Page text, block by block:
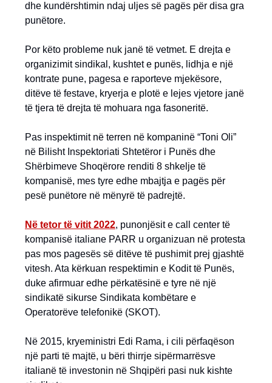
dhe kundërshtimin ndaj uljes së pagës për disa gra
punëtore.
Por këto probleme nuk janë të vetmet. E drejta e
organizimit sindikal, kushtet e punës, lidhja e një
kontrate pune, pagesa e raporteve mjekësore,
ditëve të festave, kryerja e plotë e lejes vjetore janë
të tjera të drejta të mohuara nga fasoneritë.
Pas inspektimit në terren në kompaninë “Toni Oli”
në Bilisht Inspektoriati Shtetëror i Punës dhe
Shërbimeve Shoqërore renditi 8 shkelje të
kompanisë, mes tyre edhe mbajtja e pagës për
pesë punëtore në mënyrë të padrejtë.
Në tetor të vitit 2022, punonjësit e call center të
kompanisë italiane PARR u organizuan në protesta
pas mos pagesës së ditëve të pushimit prej gjashtë
vitesh. Ata kërkuan respektimin e Kodit të Punës,
duke afirmuar edhe përkatësinë e tyre në një
sindikatë sikurse Sindikata kombëtare e
Operatorëve telefonikë (SKOT).
Në 2015, kryeministri Edi Rama, i cili përfaqëson
një parti të majtë, u bëri thirrje sipërmarrësve
italianë të investonin në Shqipëri pasi nuk kishte